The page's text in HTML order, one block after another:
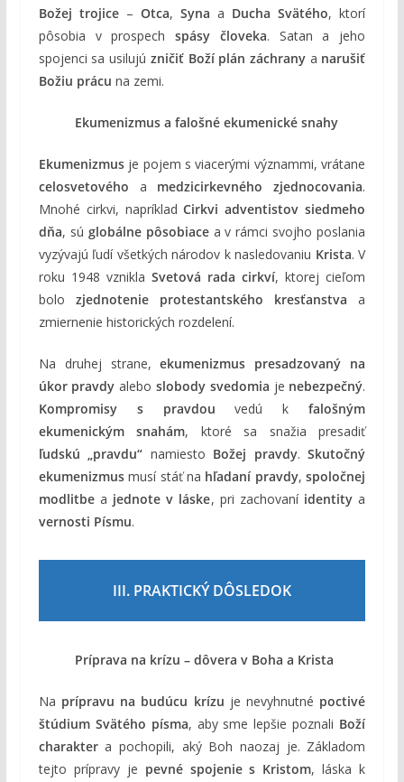
Božej trojice– Otca,Syna a Ducha Svätého, ktorí
pôsobia v prospechspásy človeka. Satan a jeho
spojenci sa usilujú zničiť Boží plán záchranya narušiť
Božiu prácu na zemi.
Ekumenizmus a falošné ekumenické snahy
Ekumenizmusje pojem s viacerými význammi, vrátane
celosvetového a medzicirkevného zjednocovania.
Mnohé cirkvi, napríkladCirkvi adventistov siedmeho
dňa, sú globálne pôsobiacea v rámci svojho poslania
vyzývajú ľudí všetkých národov k nasledovaniu Krista. V
roku 1948 vznikla Svetová rada cirkví, ktorej cieľom
bolo zjednotenie protestantského kresťanstva a
zmiernenie historických rozdelení.
Na druhej strane,ekumenizmus presadzovaný na
úkor pravdy alebo slobody svedomia je nebezpečný.
Kompromisy s pravdou vedú kfalošným
ekumenickým snahám, ktoré sa snažia presadiť
ľudskú „pravdu“ namiesto Božej pravdy.Skutočný
ekumenizmusmusí stáť na hľadaní pravdy,spoločnej
modlitbea jednote v láske, pri zachovaní identity a
vernosti Písmu.
III. PRAKTICKÝ DÔSLEDOK
Príprava na krízu – dôvera v Boha a Krista
Na prípravu na budúcu krízu je nevyhnutné poctivé
štúdium Svätého písma, aby sme lepšie poznali Boží
charaktera pochopili, aký Boh naozaj je. Základom
tejto prípravy je pevné spojenie s Kristom, láska k